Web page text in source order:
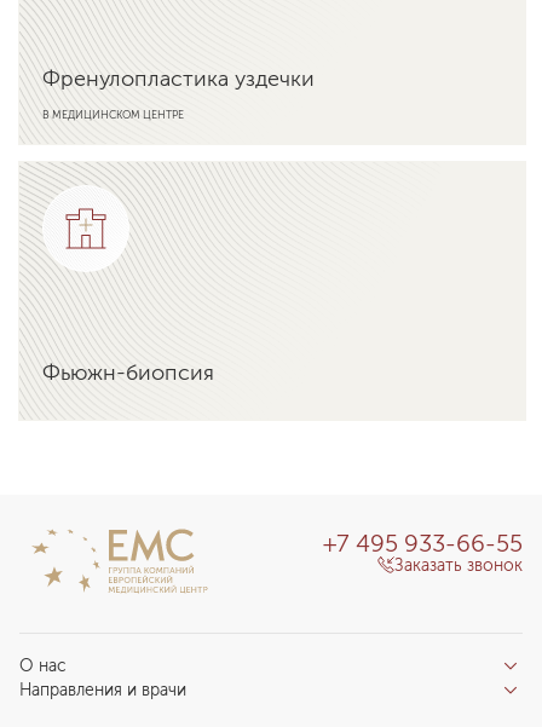
Френулопластика уздечки
В МЕДИЦИНСКОМ ЦЕНТРЕ
Подробнее об услуге
Фьюжн-биопсия
О нас
Отзывы пациентов
Направления и врачи
+7 495 933-66-55
Заказать звонок